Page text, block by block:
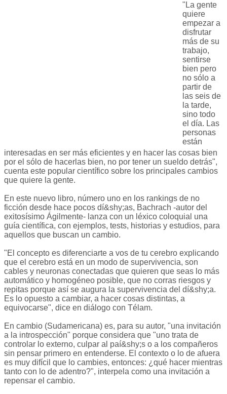
"La gente
quiere
empezar a
disfrutar
más de su
trabajo,
sentirse
bien pero
no sólo a
partir de
las seis de
la tarde,
sino todo
el día. Las
personas
están
interesadas en ser más eficientes y en hacer las cosas bien
por el sólo de hacerlas bien, no por tener un sueldo detrás",
cuenta este popular científico sobre los principales cambios
que quiere la gente.
En este nuevo libro, número uno en los rankings de no
ficción desde hace pocos dí&shy;as, Bachrach -autor del
exitosísimo Ágilmente- lanza con un léxico coloquial una
guía científica, con ejemplos, tests, historias y estudios, para
aquellos que buscan un cambio.
"El concepto es diferenciarte a vos de tu cerebro explicando
que el cerebro está en un modo de supervivencia, son
cables y neuronas conectadas que quieren que seas lo más
automático y homogéneo posible, que no corras riesgos y
repitas porque así se augura la supervivencia del dí&shy;a.
Es lo opuesto a cambiar, a hacer cosas distintas, a
equivocarse", dice en diálogo con Télam.
En cambio (Sudamericana) es, para su autor, "una invitación
a la introspección" porque considera que "uno trata de
controlar lo externo, culpar al paí&shy;s o a los compañeros
sin pensar primero en entenderse. El contexto o lo de afuera
es muy difícil que lo cambies, entonces: ¿qué hacer mientras
tanto con lo de adentro?", interpela como una invitación a
repensar el cambio.